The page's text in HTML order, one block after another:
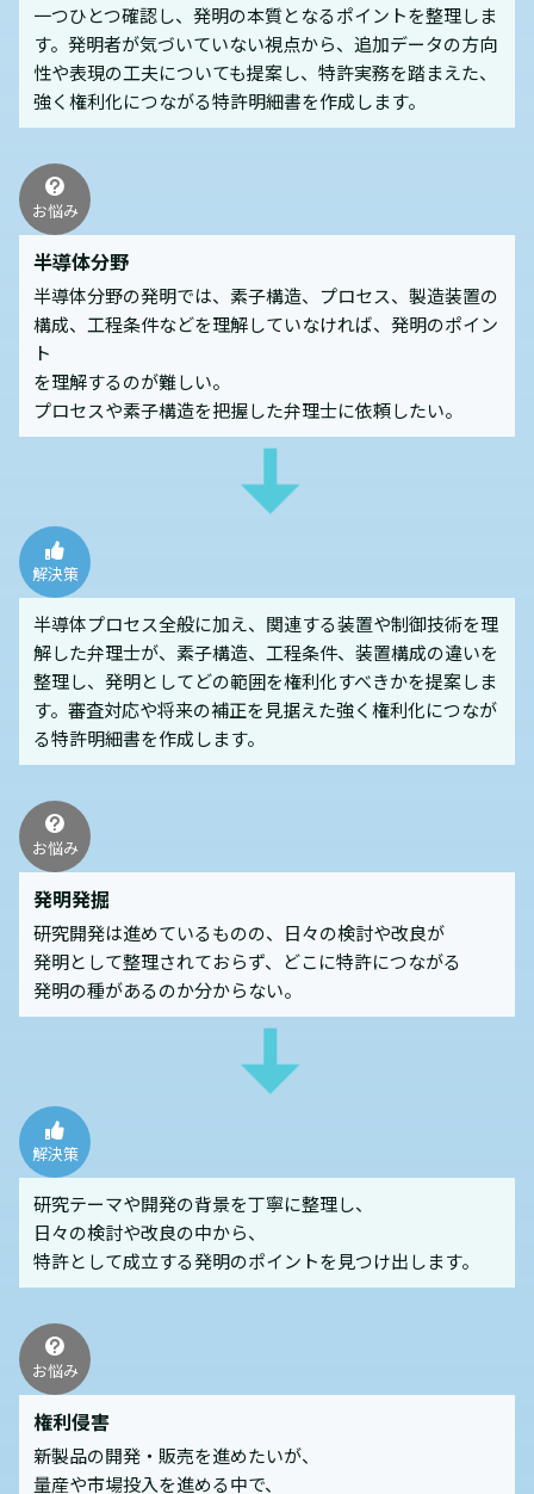
一つひとつ確認し、発明の本質となるポイントを整理しま
す。発明者が気づいていない視点から、追加データの方向
性や表現の工夫についても提案し、特許実務を踏まえた、
強く権利化につながる特許明細書を作成します。
お悩み
半導体分野
半導体分野の発明では、素子構造、プロセス、製造装置の
構成、工程条件などを理解していなければ、発明のポイン
ト
を理解するのが難しい。
プロセスや素子構造を把握した弁理士に依頼したい。
解決策
半導体プロセス全般に加え、関連する装置や制御技術を理
解した弁理士が、素子構造、工程条件、装置構成の違いを
整理し、発明としてどの範囲を権利化すべきかを提案しま
す。審査対応や将来の補正を見据えた強く権利化につなが
る特許明細書を作成します。
お悩み
発明発掘
研究開発は進めているものの、日々の検討や改良が
発明として整理されておらず、どこに特許につながる
発明の種があるのか分からない。
解決策
研究テーマや開発の背景を丁寧に整理し、
日々の検討や改良の中から、
特許として成立する発明のポイントを見つけ出します。
お悩み
権利侵害
新製品の開発・販売を進めたいが、
量産や市場投入を進める中で、